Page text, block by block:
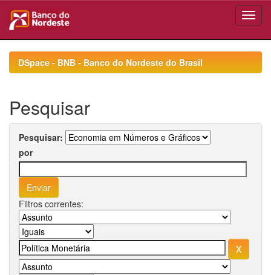
navigationDSpace - BNB - Banco do Nordeste do Brasil
Pesquisar
Pesquisar:
por
Filtros correntes: